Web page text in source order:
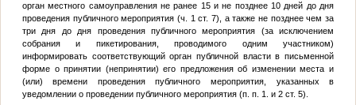
орган местного самоуправления не ранее 15 и не позднее 10 дней до дня
проведения публичного мероприятия (ч. 1 ст. 7), а также не позднее чем за
три дня до дня проведения публичного мероприятия (за исключением
собрания и пикетирования, проводимого одним участником)
информировать соответствующий орган публичной власти в письменной
форме о принятии (непринятии) его предложения об изменении места и
(или) времени проведения публичного мероприятия, указанных в
уведомлении о проведении публичного мероприятия (п. п. 1. и 2 ст. 5).